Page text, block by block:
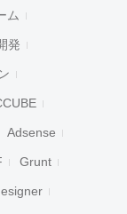
ム
発
Adsense
Grunt